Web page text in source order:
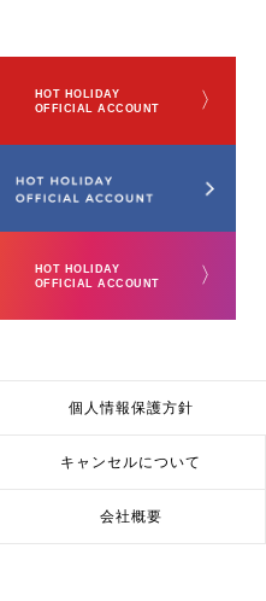
HOT HOLIDAY
OFFICIAL ACCOUNT
〉
HOT HOLIDAY
OFFICIAL ACCOUNT
〉
個人情報保護方針
キャンセルについて
会社概要